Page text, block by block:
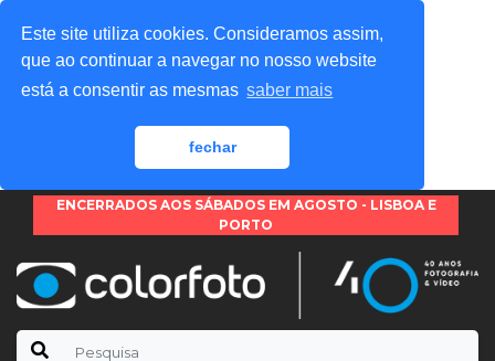
Este site utiliza cookies. Consideramos assim,
que ao continuar a navegar no nosso website
está a consentir as mesmas saber mais
fechar
ENCERRADOS AOS SÁBADOS EM AGOSTO - LISBOA E
PORTO